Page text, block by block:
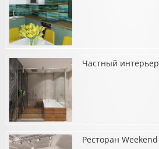
о Частный интерьерЧастный интерьер
о Частный интерьерРесторан Weekend